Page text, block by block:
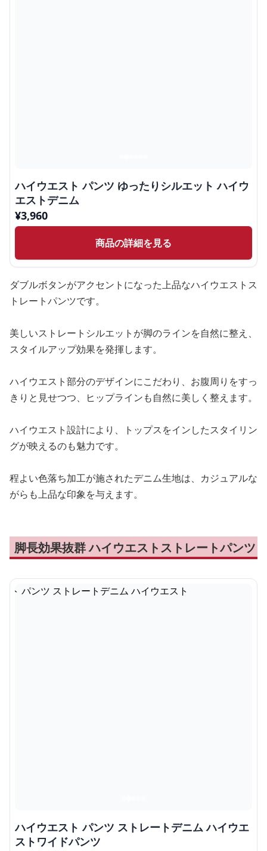
ハイウエスト パンツ ゆったりシルエット ハイウ
エストデニム
¥3,960
商品の詳細を見る
ダブルボタンがアクセントになった上品なハイウエストス
トレートパンツです。
美しいストレートシルエットが脚のラインを自然に整え、
スタイルアップ効果を発揮します。
ハイウエスト部分のデザインにこだわり、お腹周りをすっ
きりと見せつつ、ヒップラインも自然に美しく整えます。
ハイウエスト設計により、トップスをインしたスタイリン
グが映えるのも魅力です。
程よい色落ち加工が施されたデニム生地は、カジュアルな
がらも上品な印象を与えます。
脚長効果抜群 ハイウエストストレートパンツ
ハイウエスト パンツ ストレートデニム ハイウエ
ストワイドパンツ